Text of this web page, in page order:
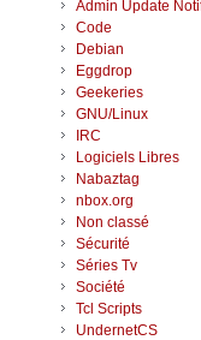
Admin Update
Code
Debian
Eggdrop
Geekeries
GNU/Linux
IRC
Logiciels Libres
Nabaztag
nbox.org
Non classé
Sécurité
Séries Tv
Société
Tcl Scripts
UndernetCS